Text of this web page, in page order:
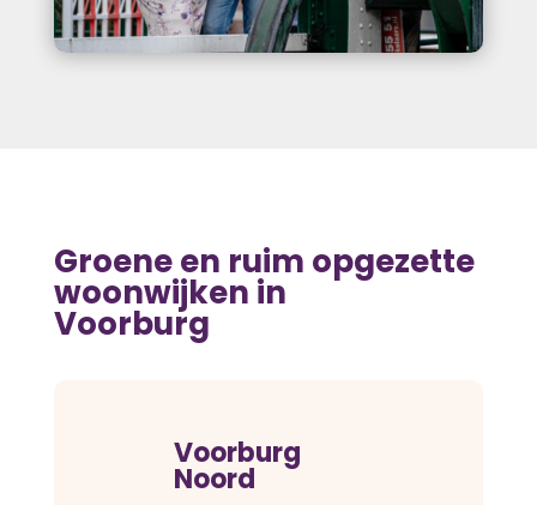
Groene en ruim opgezette
woonwijken in
Voorburg
Voorburg
Noord